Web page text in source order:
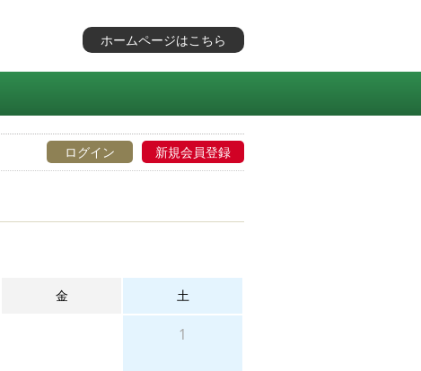
ホームページはこちら
新規会員登録
ログイン
金 土
1